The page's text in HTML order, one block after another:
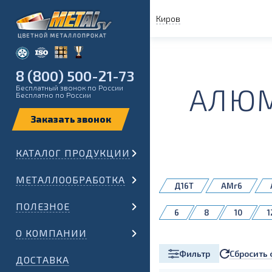
Киров
8 (800) 500-21-73
Бесплатный звонок по России
Бесплатно по России
КАТАЛОГ ПРОДУКЦИИ
МЕТАЛЛООБРАБОТКА
ПОЛЕЗНОЕ
О КОМПАНИИ
ДОСТАВКА
Д16Т АМг6
В95Т1
группа АМц
6 8 10
210
220 230
Фильтр Сбросить